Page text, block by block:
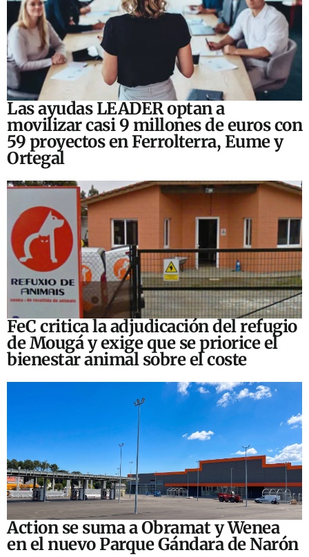
Las ayudas LEADER optan a
movilizar casi 9 millones de euros con
59 proyectos en Ferrolterra, Eume y
Ortegal
FeC critica la adjudicación del refugio
de Mougá y exige que se priorice el
bienestar animal sobre el coste
Action se suma a Obramat y Wenea
en el nuevo Parque Gándara de Narón